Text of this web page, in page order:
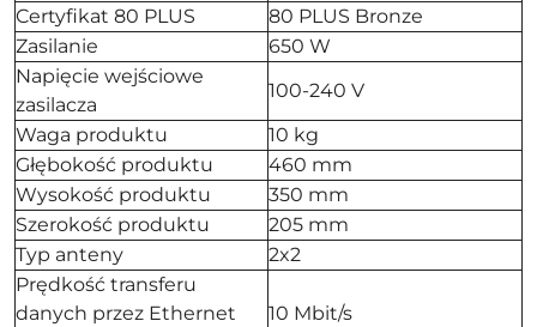
Certyfikat 80 PLUS
80 PLUS Bronze
Zasilanie
650 W
Napięcie wejściowe
zasilacza
100-240 V
Waga produktu
10 kg
Głębokość produktu
460 mm
Wysokość produktu
350 mm
Szerokość produktu
205 mm
Typ anteny
2x2
Prędkość transferu
danych przez Ethernet
10 Mbit/s